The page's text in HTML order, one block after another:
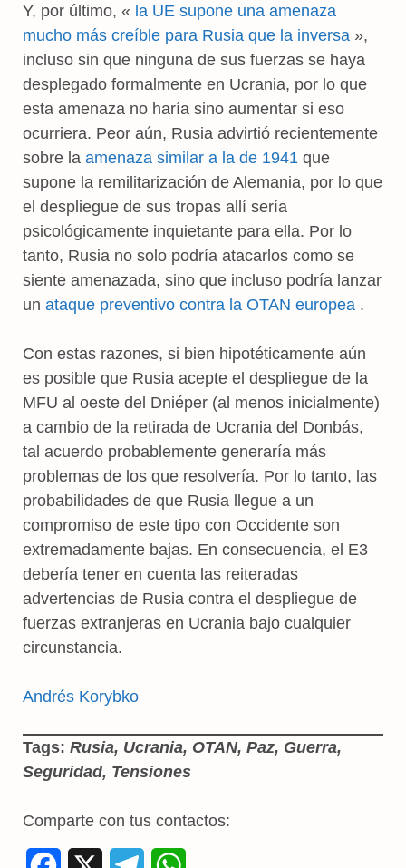
Y, por último, « la UE supone una amenaza
mucho más creíble para Rusia que la inversa »,
incluso sin que ninguna de sus fuerzas se haya
desplegado formalmente en Ucrania, por lo que
esta amenaza no haría sino aumentar si eso
ocurriera. Peor aún, Rusia advirtió recientemente
sobre la amenaza similar a la de 1941 que
supone la remilitarización de Alemania, por lo que
el despliegue de sus tropas allí sería
psicológicamente inquietante para ella. Por lo
tanto, Rusia no solo podría atacarlos como se
siente amenazada, sino que incluso podría lanzar
un ataque preventivo contra la OTAN europea .
Con estas razones, si bien hipotéticamente aún
es posible que Rusia acepte el despliegue de la
MFU al oeste del Dniéper (al menos inicialmente)
a cambio de la retirada de Ucrania del Donbás,
tal acuerdo probablemente generaría más
problemas de los que resolvería. Por lo tanto, las
probabilidades de que Rusia llegue a un
compromiso de este tipo con Occidente son
extremadamente bajas. En consecuencia, el E3
debería tener en cuenta las reiteradas
advertencias de Rusia contra el despliegue de
fuerzas extranjeras en Ucrania bajo cualquier
circunstancia.
Andrés Korybko
Tags: Rusia, Ucrania, OTAN, Paz, Guerra,
Seguridad, Tensiones
Comparte con tus contactos: